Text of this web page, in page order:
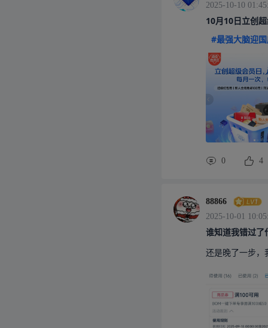
2025-10-10
10月10日立创
#最强大脑迎
0 4
88866
2025-10-01
谁知道我错过了
还是晚了一步，